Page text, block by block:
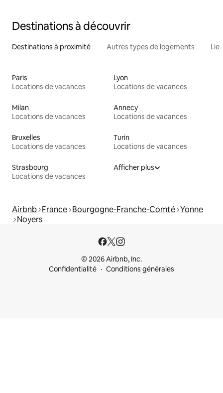
Destinations à découvrir
Destinations à proximité Autres types de logements
Paris
Locations de vacances
Lyon
Locations de vacances
Milan
Locations de vacances
Annecy
Locations de vacances
Bruxelles
Locations de vacances
Turin
Locations de vacances
Strasbourg
Locations de vacances
Afficher plus
Airbnb France Bourgogne-Franche-Comté Yonne
Noyers
© 2026 Airbnb, Inc.
Confidentialité
Conditions générales